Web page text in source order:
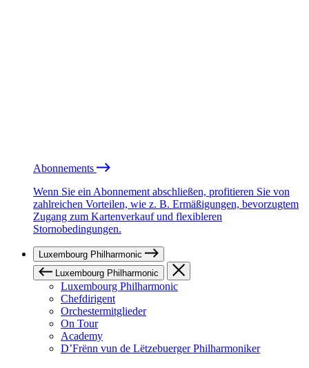
Abonnements
Wenn Sie ein Abonnement abschließen, profitieren Sie von
zahlreichen Vorteilen, wie z. B. Ermäßigungen, bevorzugtem
Zugang zum Kartenverkauf und flexibleren
Stornobedingungen.
Luxembourg Philharmonic
Luxembourg Philharmonic
Luxembourg Philharmonic
Chefdirigent
Orchestermitglieder
On Tour
Academy
D’Frënn vun de Lëtzebuerger Philharmoniker